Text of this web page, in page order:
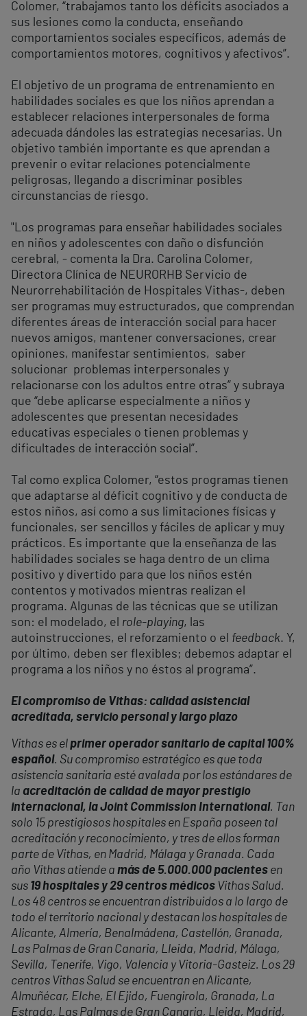
Colomer, “trabajamos tanto los déficits asociados a
sus lesiones como la conducta, enseñando
comportamientos sociales específicos, además de
comportamientos motores, cognitivos y afectivos”.
El objetivo de un programa de entrenamiento en
habilidades sociales es que los niños aprendan a
establecer relaciones interpersonales de forma
adecuada dándoles las estrategias necesarias. Un
objetivo también importante es que aprendan a
prevenir o evitar relaciones potencialmente
peligrosas, llegando a discriminar posibles
circunstancias de riesgo.
"Los programas para enseñar habilidades sociales
en niños y adolescentes con daño o disfunción
cerebral, - comenta la Dra. Carolina Colomer,
Directora Clínica de NEURORHB Servicio de
Neurorrehabilitación de Hospitales Vithas-, deben
ser programas muy estructurados, que comprendan
diferentes áreas de interacción social para hacer
nuevos amigos, mantener conversaciones, crear
opiniones, manifestar sentimientos, saber
solucionar problemas interpersonales y
relacionarse con los adultos entre otras” y subraya
que “debe aplicarse especialmente a niños y
adolescentes que presentan necesidades
educativas especiales o tienen problemas y
dificultades de interacción social”.
Tal como explica Colomer, “estos programas tienen
que adaptarse al déficit cognitivo y de conducta de
estos niños, así como a sus limitaciones físicas y
funcionales, ser sencillos y fáciles de aplicar y muy
prácticos. Es importante que la enseñanza de las
habilidades sociales se haga dentro de un clima
positivo y divertido para que los niños estén
contentos y motivados mientras realizan el
programa. Algunas de las técnicas que se utilizan
son: el modelado, el role-playing, las
autoinstrucciones, el reforzamiento o el feedback. Y,
por último, deben ser flexibles; debemos adaptar el
programa a los niños y no éstos al programa”.
El compromiso de Vithas: calidad asistencial
acreditada, servicio personal y largo plazo
Vithas es elprimer operador sanitario de capital 100%
español. Su compromiso estratégico es que toda
asistencia sanitaria esté avalada por los estándares de
la acreditación de calidad de mayor prestigio
internacional, la Joint Commission International. Tan
solo 15 prestigiosos hospitales en España poseen tal
acreditación y reconocimiento, y tres de ellos forman
parte de Vithas, en Madrid, Málaga y Granada. Cada
año Vithas atiende a más de 5.000.000 pacientes en
sus 19 hospitales y 29 centros médicos Vithas Salud.
Los 48 centros se encuentran distribuidos a lo largo de
todo el territorio nacional y destacan los hospitales de
Alicante, Almería, Benalmádena, Castellón, Granada,
Las Palmas de Gran Canaria, Lleida, Madrid, Málaga,
Sevilla, Tenerife, Vigo, Valencia y Vitoria-Gasteiz. Los 29
centros Vithas Salud se encuentran en Alicante,
Almuñécar, Elche, El Ejido, Fuengirola, Granada, La
Estrada, Las Palmas de Gran Canaria, Lleida, Madrid,